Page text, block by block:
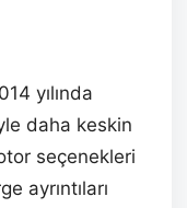
yılında
daha keskin
seçenekleri
ayrıntıları